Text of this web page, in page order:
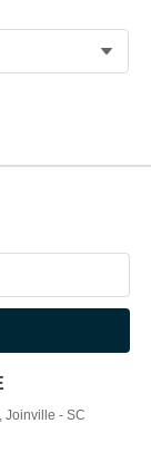
Joinville -SC